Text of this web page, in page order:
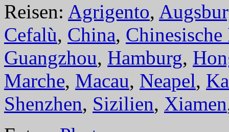
Reisen: Agrigento,
Cefalù, China, Chinesische
Guangzhou, Hamburg,
Marche, Macau, Neapel,
Shenzhen, Sizilien, Xiamen